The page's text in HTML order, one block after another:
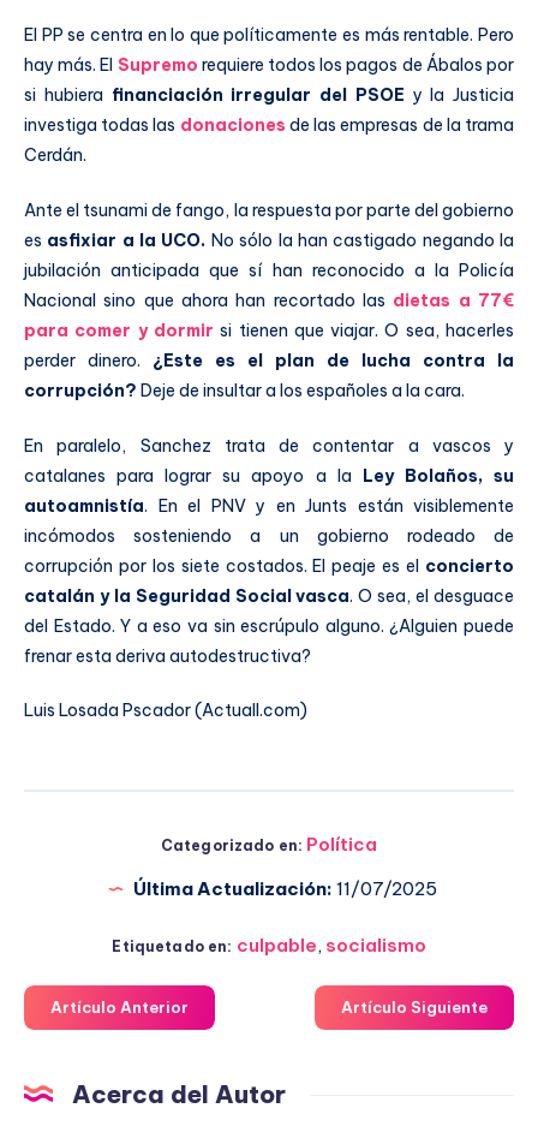
El PP se centra en lo que políticamente es más rentable. Pero
hay más. El Supremo requiere todos los pagos de Ábalos por
si hubiera financiación irregular del PSOE y la Justicia
investiga todas las donaciones de las empresas de la trama
Cerdán.
Ante el tsunami de fango, la respuesta por parte del gobierno
es asfixiar a la UCO. No sólo la han castigado negando la
jubilación anticipada que sí han reconocido a la Policía
Nacional sino que ahora han recortado las dietas a 77€
para comer y dormir si tienen que viajar. O sea, hacerles
perder dinero. ¿Este es el plan de lucha contra la
corrupción? Deje de insultar a los españoles a la cara.
En paralelo, Sanchez trata de contentar a vascos y
catalanes para lograr su apoyo a la Ley Bolaños, su
autoamnistía. En el PNV y en Junts están visiblemente
incómodos sosteniendo a un gobierno rodeado de
corrupción por los siete costados. El peaje es el concierto
catalán y la Seguridad Social vasca. O sea, el desguace
del Estado. Y a eso va sin escrúpulo alguno. ¿Alguien puede
frenar esta deriva autodestructiva?
Luis Losada Pscador (Actuall.com)
Categorizado en: Política
Última Actualización: 11/07/2025
Etiquetado en: culpable, socialismo
Artículo Anterior Artículo Siguiente
Acerca del Autor